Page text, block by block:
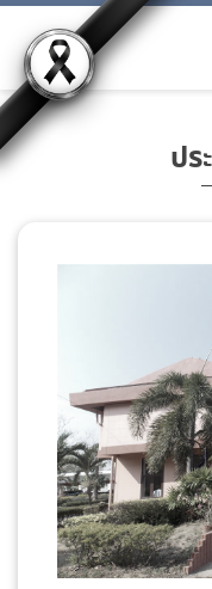
ปร